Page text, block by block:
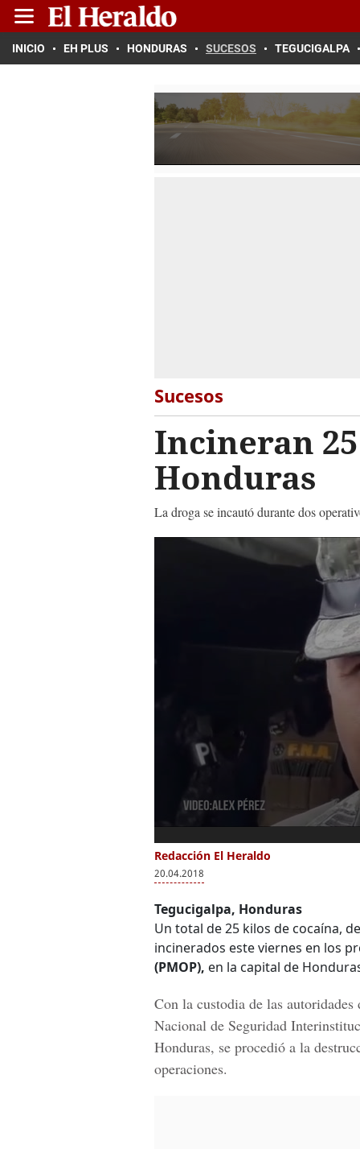
INICIO EH PLUS HONDURAS SUCESOS TEGUCIGALPA
Sucesos
Incineran
Honduras
La droga se incautó durante dos
Redacción El Heraldo
20.04.2018
Tegucigalpa, Honduras
Un total de 25 kilos de cocaína,
incinerados este viernes en los
(PMOP), en la capital de
Con la custodia de las autoridades
Nacional de Seguridad
Honduras, se procedió a la
operaciones.